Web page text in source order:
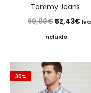
Tommy Jeans
69,90€ El
precio
era:
69,90€.
52,43€El
es:
Iva
Incluido
30%